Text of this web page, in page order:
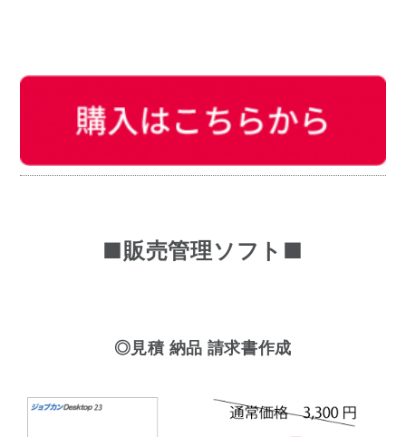
■販売管理ソフト■
◎見積 納品 請求書作成